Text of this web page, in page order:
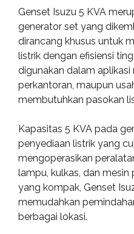
Genset Isuzu 5 KVA
generator set yang
dirancang khusus untuk
listrik dengan efisiensi
digunakan dalam aplikasi
perkantoran, maupun
membutuhkan pasokan
Kapasitas 5 KVA pada
penyediaan listrik yang
mengoperasikan
lampu, kulkas, dan mesin
yang kompak, Genset
memudahkan
berbagai lokasi.